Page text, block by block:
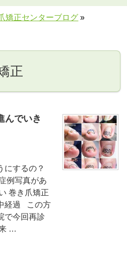
矯正センターブログ »
正
んでいき
にするの？
例写真があ
巻き爪矯正
経過 この方
で今回再診
…